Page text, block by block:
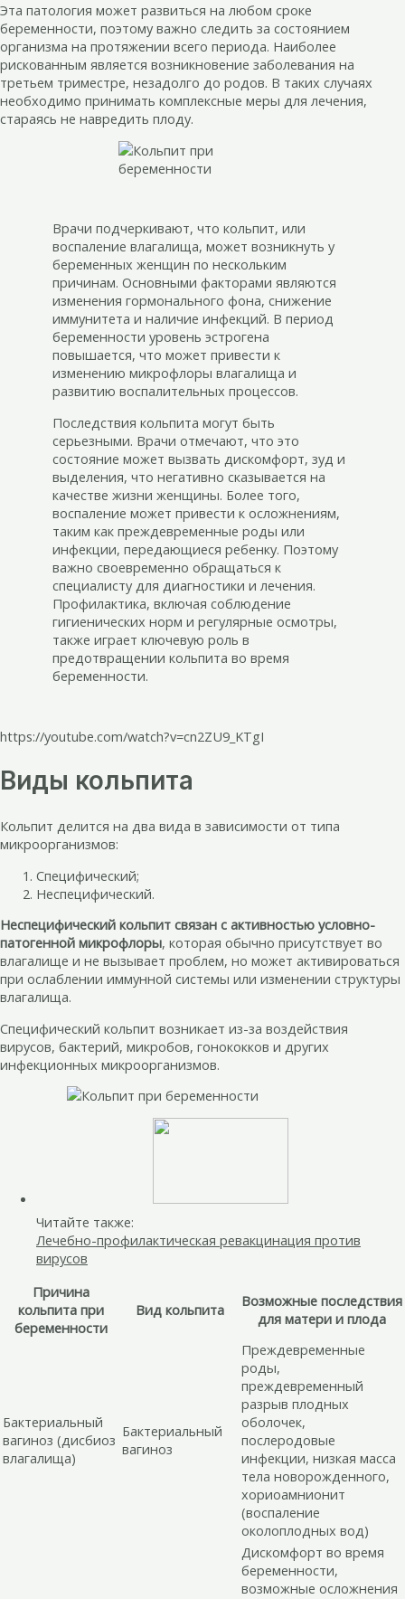
Эта патология может развиться на любом сроке
беременности, поэтому важно следить за состоянием
организма на протяжении всего периода. Наиболее
рискованным является возникновение заболевания на
третьем триместре, незадолго до родов. В таких случаях
необходимо принимать комплексные меры для лечения,
стараясь не навредить плоду.
Врачи подчеркивают, что кольпит, или
воспаление влагалища, может возникнуть у
беременных женщин по нескольким
причинам. Основными факторами являются
изменения гормонального фона, снижение
иммунитета и наличие инфекций. В период
беременности уровень эстрогена
повышается, что может привести к
изменению микрофлоры влагалища и
развитию воспалительных процессов.
Последствия кольпита могут быть
серьезными. Врачи отмечают, что это
состояние может вызвать дискомфорт, зуд и
выделения, что негативно сказывается на
качестве жизни женщины. Более того,
воспаление может привести к осложнениям,
таким как преждевременные роды или
инфекции, передающиеся ребенку. Поэтому
важно своевременно обращаться к
специалисту для диагностики и лечения.
Профилактика, включая соблюдение
гигиенических норм и регулярные осмотры,
также играет ключевую роль в
предотвращении кольпита во время
беременности.
https://youtube.com/watch?v=cn2ZU9_KTgI
Виды кольпита
Кольпит делится на два вида в зависимости от типа
микроорганизмов:
Специфический;
Неспецифический.
Неспецифический кольпит связан с активностью условно-
патогенной микрофлоры, которая обычно присутствует во
влагалище и не вызывает проблем, но может активироваться
при ослаблении иммунной системы или изменении структуры
влагалища.
Специфический кольпит возникает из-за воздействия
вирусов, бактерий, микробов, гонококков и других
инфекционных микроорганизмов.
Читайте также:
Лечебно-профилактическая ревакцинация против
вирусов
Причина
кольпита при
беременности
Вид кольпита
Возможные последствия
для матери и плода
Бактериальный
вагиноз (дисбиоз
влагалища)
Бактериальный
вагиноз
Преждевременные
роды,
преждевременный
разрыв плодных
оболочек,
послеродовые
инфекции, низкая масса
тела новорожденного,
хориоамнионит
(воспаление
околоплодных вод)
Дискомфорт во время
беременности,
возможные осложнения